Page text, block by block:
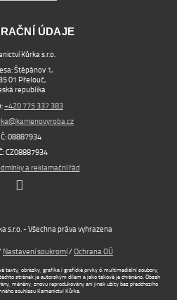
ÚDAJE
Kůrka s.r.o.
Štěpánov 1,
01 Přelouč,
republika
+420 775 337 383
IČ: 08887934
CZ08887934
a reklamační řád
s.r.o. - Všechna práva vyhrazena
Nastavení soukromí/Ochrana OÚ
texty, obrázky, grafika i grafické prvky či multimediální soubory,
stránek je autorským dílem a jako takové je chráněno. Obsah
měněny, znovu reprodukovány ani jinak užity bez předchozího
souhlasu Kamenictví Kůrka.